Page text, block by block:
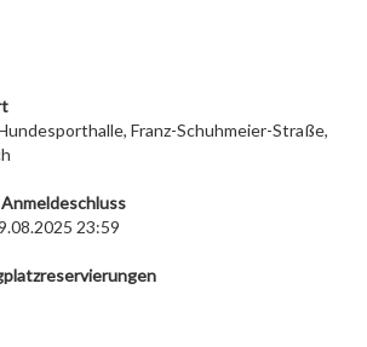
Franz-Schuhmeier-Straße,
23:59